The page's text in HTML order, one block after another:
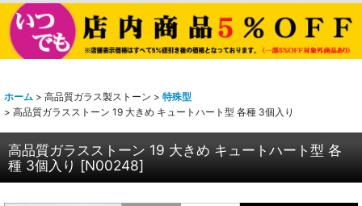
ホーム > 高品質ガラス製ストーン > 特殊型
> 高品質ガラスストーン 19 大きめ キュートハート型 各種 3個入り
高品質ガラスストーン 19 大きめ キュートハート型 各
種 3個入り [N00248]